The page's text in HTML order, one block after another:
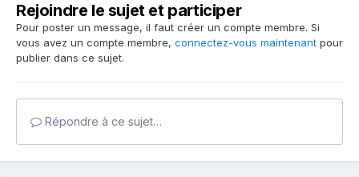
Rejoindre le sujet et participer
Pour poster un message, il faut créer un compte membre. Si
vous avez un compte membre, connectez-vous maintenant pour
publier dans ce sujet.
Répondre à ce sujet…